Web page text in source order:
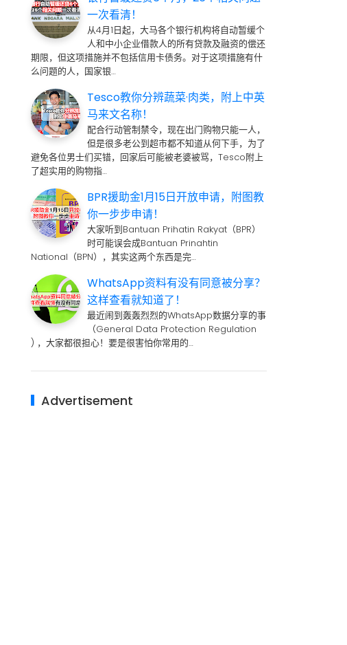
一次看清！
从4月1日起，大马各个银行机构将自动暂缓个
人和中小企业借款人的所有贷款及融资的偿还
期限，但这项措施并不包括信用卡债务。对于这项措施有什
么问题的人，国家银…
Tesco教你分辨蔬菜·肉类，附上中英
马来文名称！
配合行动管制禁令，现在出门购物只能一人，
但是很多老公到超市都不知道从何下手，为了
避免各位男士们买错，回家后可能被老婆被骂，Tesco附上
了超实用的购物指…
BPR援助金1月15日开放申请，附图教
你一步步申请！
大家听到Bantuan Prihatin Rakyat（BPR）
时可能误会成Bantuan Prinahtin
National（BPN），其实这两个东西是完…
WhatsApp资料有没有同意被分享？
这样查看就知道了！
最近闹到轰轰烈烈的WhatsApp数据分享的事
（General Data Protection Regulation
) ，大家都很担心！要是很害怕你常用的…
Advertisement